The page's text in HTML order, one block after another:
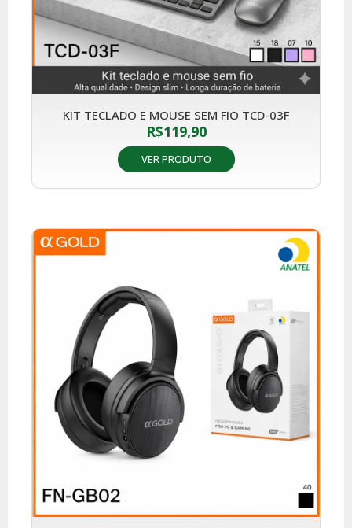
KIT TECLADO E MOUSE SEM FIO TCD-03F
R$119,90
VER PRODUTO